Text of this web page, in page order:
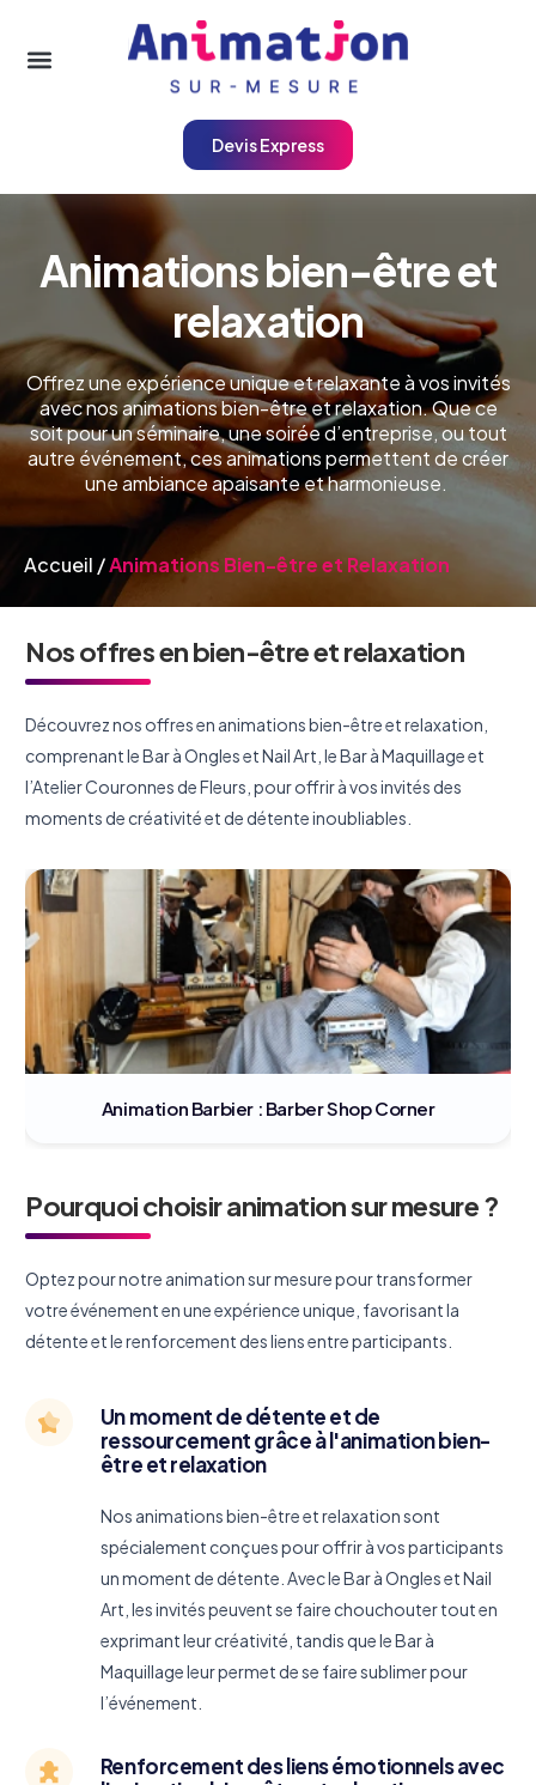
Devis Express
Animationsbien-êtreet
relaxation
Offrez une expérience unique et relaxante à vos invités
avec nos animations bien-être et relaxation. Que ce
soit pour un séminaire, une soirée d’entreprise, ou tout
autre événement, ces animations permettent de créer
une ambiance apaisante et harmonieuse.
Accueil /Animations Bien-être et Relaxation
Nos offres en bien-être et relaxation
Découvrez nos offres en animations bien-être et relaxation,
comprenant le Bar à Ongles et Nail Art, le Bar à Maquillage et
l’Atelier Couronnes de Fleurs, pour offrir à vos invités des
moments de créativité et de détente inoubliables.
Animation Barbier : Barber Shop Corner
Pourquoi choisir animation sur mesure ?
Optez pour notre animation sur mesure pour transformer
votre événement en une expérience unique, favorisant la
détente et le renforcement des liens entre participants.
Un moment de détente et de
ressourcement grâce à l'animation bien-
être et relaxation
Nos animations bien-être et relaxation sont
spécialement conçues pour offrir à vos participants
un moment de détente. Avec le Bar à Ongles et Nail
Art, les invités peuvent se faire chouchouter tout en
exprimant leur créativité, tandis que le Bar à
Maquillage leur permet de se faire sublimer pour
l’événement.
Renforcement des liens émotionnels avec